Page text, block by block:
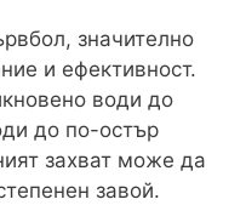
значително
и ефективност.
води до
до по-остър
захват може да
завой.